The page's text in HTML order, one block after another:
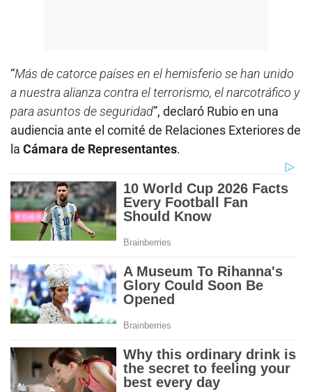
“Más de catorce países en el hemisferio se han unido
a nuestra alianza contra el terrorismo, el narcotráfico y
para asuntos de seguridad”, declaró Rubio en una
audiencia ante el comité de Relaciones Exteriores de
la Cámara de Representantes.